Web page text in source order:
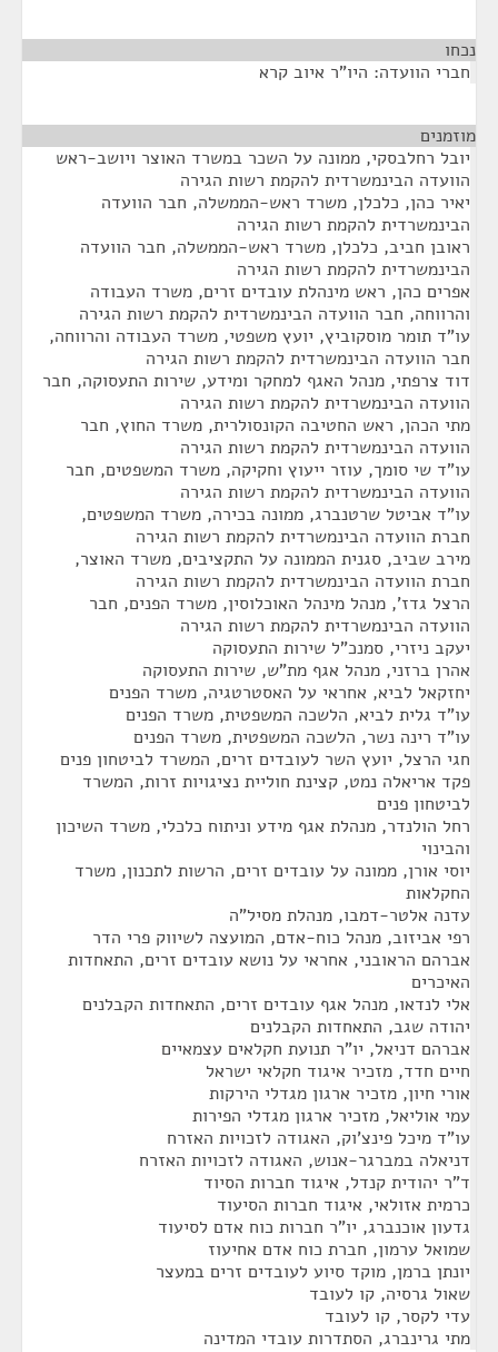
נכחו
חברי הוועדה: היו"ר איוב קרא
מוזמנים
יובל רחלבסקי, ממונה על השכר במשרד האוצר ויושב-ראש
הוועדה הבינמשרדית להקמת רשות הגירה
יאיר כהן, כלכלן, משרד ראש-הממשלה, חבר הוועדה
הבינמשרדית להקמת רשות הגירה
ראובן חביב, כלכלן, משרד ראש-הממשלה, חבר הוועדה
הבינמשרדית להקמת רשות הגירה
אפרים כהן, ראש מינהלת עובדים זרים, משרד העבודה
והרווחה, חבר הוועדה הבינמשרדית להקמת רשות הגירה
עו"ד תומר מוסקוביץ, יועץ משפטי, משרד העבודה והרווחה,
חבר הוועדה הבינמשרדית להקמת רשות הגירה
דוד צרפתי, מנהל האגף למחקר ומידע, שירות התעסוקה, חבר
הוועדה הבינמשרדית להקמת רשות הגירה
מתי הכהן, ראש החטיבה הקונסולרית, משרד החוץ, חבר
הוועדה הבינמשרדית להקמת רשות הגירה
עו"ד שי סומך, עוזר ייעוץ וחקיקה, משרד המשפטים, חבר
הוועדה הבינמשרדית להקמת רשות הגירה
עו"ד אביטל שרטנברג, ממונה בכירה, משרד המשפטים,
חברת הוועדה הבינמשרדית להקמת רשות הגירה
מירב שביב, סגנית הממונה על התקציבים, משרד האוצר,
חברת הוועדה הבינמשרדית להקמת רשות הגירה
הרצל גדז', מנהל מינהל האוכלוסין, משרד הפנים, חבר
הוועדה הבינמשרדית להקמת רשות הגירה
יעקב ניזרי, סמנכ"ל שירות התעסוקה
אהרן ברזני, מנהל אגף מת"ש, שירות התעסוקה
יחזקאל לביא, אחראי על האסטרטגיה, משרד הפנים
עו"ד גלית לביא, הלשכה המשפטית, משרד הפנים
עו"ד רינה נשר, הלשכה המשפטית, משרד הפנים
חגי הרצל, יועץ השר לעובדים זרים, המשרד לביטחון פנים
פקד אריאלה נמט, קצינת חוליית נציגויות זרות, המשרד
לביטחון פנים
רחל הולנדר, מנהלת אגף מידע וניתוח כלכלי, משרד השיכון
והבינוי
יוסי אורן, ממונה על עובדים זרים, הרשות לתכנון, משרד
החקלאות
עדנה אלטר-דמבו, מנהלת מסיל"ה
רפי אביזוב, מנהל כוח-אדם, המועצה לשיווק פרי הדר
אברהם הראובני, אחראי על נושא עובדים זרים, התאחדות
האיכרים
אלי לנדאו, מנהל אגף עובדים זרים, התאחדות הקבלנים
יהודה שגב, התאחדות הקבלנים
אברהם דניאל, יו"ר תנועת חקלאים עצמאיים
חיים חדד, מזכיר איגוד חקלאי ישראל
אורי חיון, מזכיר ארגון מגדלי הירקות
עמי אוליאל, מזכיר ארגון מגדלי הפירות
עו"ד מיכל פינצ'וק, האגודה לזכויות האזרח
דניאלה במברגר-אנוש, האגודה לזכויות האזרח
ד"ר יהודית קנדל, איגוד חברות הסיוד
כרמית אזולאי, איגוד חברות הסיעוד
גדעון אוכנברג, יו"ר חברות כוח אדם לסיעוד
שמואל ערמון, חברת כוח אדם אחיעוז
יונתן ברמן, מוקד סיוע לעובדים זרים במעצר
שאול גרסיה, קו לעובד
עדי לקסר, קו לעובד
מתי גרינברג, הסתדרות עובדי המדינה